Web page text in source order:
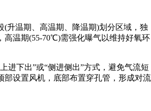
(升温期、高温期、降温期)划分区域，独
高温期(55-70℃)需强化曝气以维持好氧环
进下出”或“侧进侧出”方式，避免气流短
部设置风机，底部布置穿孔管，形成对流